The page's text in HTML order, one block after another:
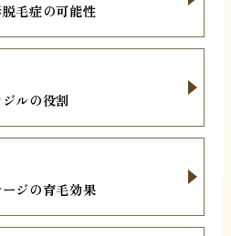
毛症の可能性
ルの役割
ジの育毛効果